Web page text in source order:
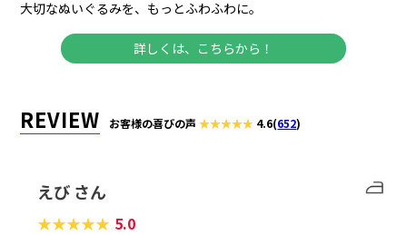
大切なぬいぐるみを、もっとふわふわに。
詳しくは、こちらから！
REVIEW お客様の喜びの声 4.6(652)
えび さん
★★★★★ 5.0